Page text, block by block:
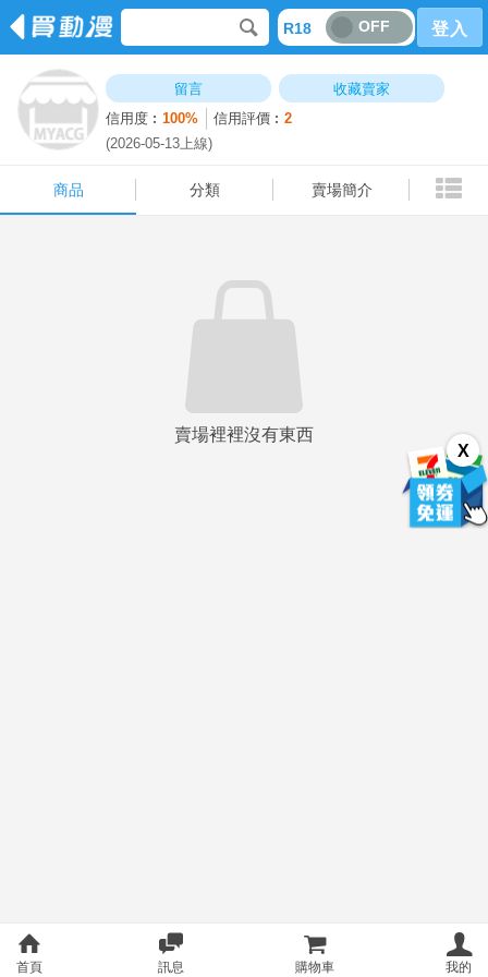
R18 OFF 登入
留言
收藏賣家
信用度︰100% 信用評價︰2
(2026-05-13上線)
商品 分類 賣場簡介
X
賣場裡裡沒有東西
商品 分類 賣場簡介
首頁 訊息 購物車 我的